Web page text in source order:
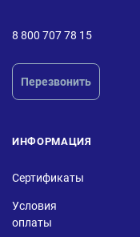
8 800 707 78 15
Перезвонить
ИНФОРМАЦИЯ
Сертификаты
Условия
оплаты